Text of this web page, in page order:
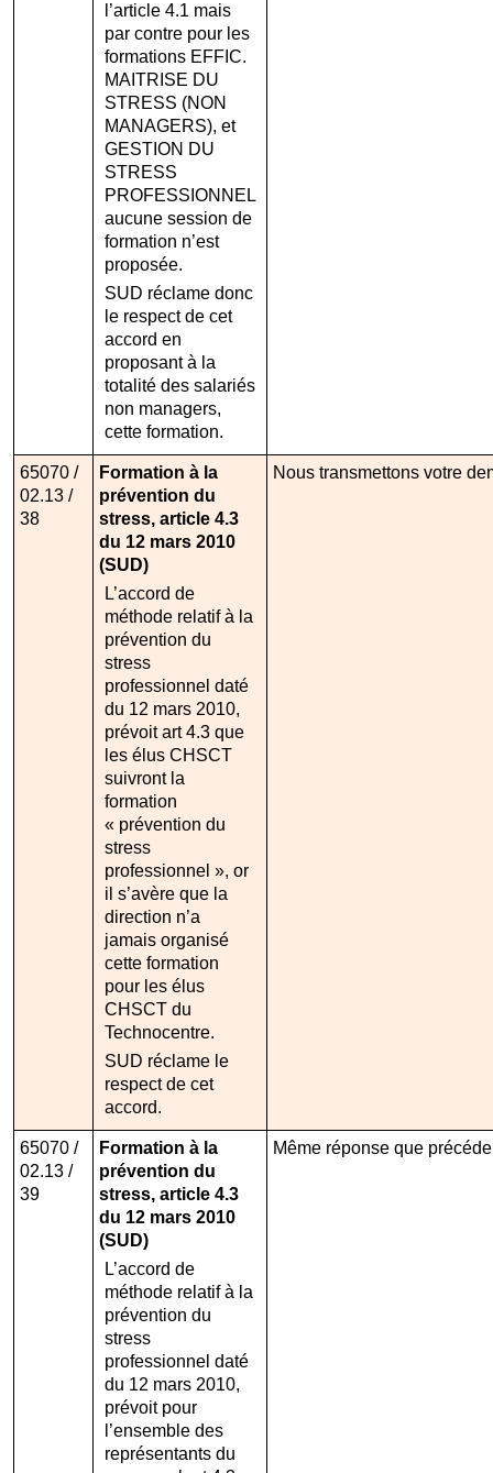
l’article 4.1 mais
par contre pour les
formations EFFIC.
MAITRISE DU
STRESS (NON
MANAGERS), et
GESTION DU
STRESS
PROFESSIONNEL
aucune session de
formation n’est
proposée.
SUD réclame donc
le respect de cet
accord en
proposant à la
totalité des salariés
non managers,
cette formation.
65070 /
02.13 /
38
Formation à la
prévention du
stress, article 4.3
du 12 mars 2010
(SUD)
L’accord de
méthode relatif à la
prévention du
stress
professionnel daté
du 12 mars 2010,
prévoit art 4.3 que
les élus CHSCT
suivront la
formation
« prévention du
stress
professionnel », or
il s’avère que la
direction n’a
jamais organisé
cette formation
pour les élus
CHSCT du
Technocentre.
SUD réclame le
respect de cet
accord.
Nous transmettons votre
65070 /
02.13 /
39
Formation à la
prévention du
stress, article 4.3
du 12 mars 2010
(SUD)
L’accord de
méthode relatif à la
prévention du
stress
professionnel daté
du 12 mars 2010,
prévoit pour
l’ensemble des
représentants du
Même réponse que